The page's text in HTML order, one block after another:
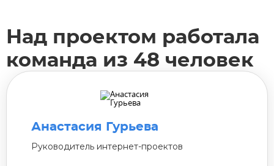
Над проектом работала
команда из 48 человек
Анастасия Гурьева
Руководитель интернет-проектов